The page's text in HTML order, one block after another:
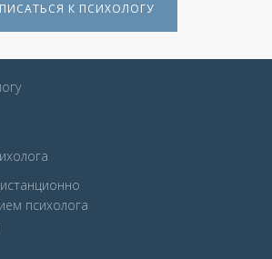
К ПСИХОЛОГУ
психолога